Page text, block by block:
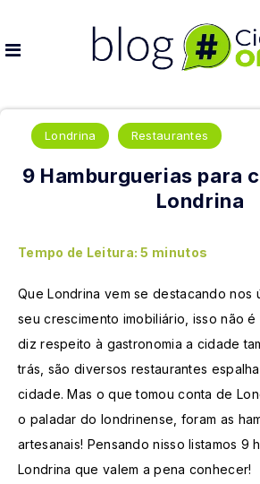
Londrina Restaurantes
9 Hamburguerias para
Londrina
Tempo de Leitura: 5 minutos
Que Londrina vem se destacando nos
seu crescimento imobiliário, isso não
diz respeito à gastronomia a cidade
trás, são diversos restaurantes
cidade. Mas o que tomou conta de
o paladar do londrinense, foram as
artesanais! Pensando nisso listamos 9
Londrina que valem a pena conhecer!